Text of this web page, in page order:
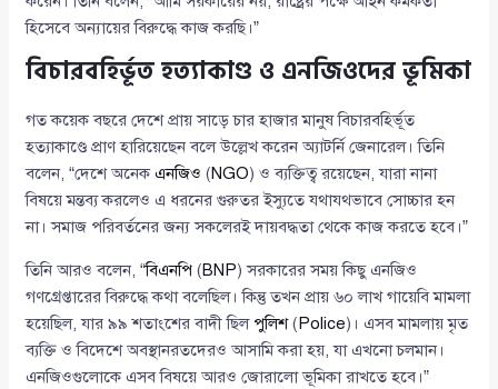
হিসেবে অন্যায়ের বিরুদ্ধে কাজ করছি।”
বিচারবহির্ভূত হত্যাকাণ্ড ও এনজিওদের ভূমিকা
গত কয়েক বছরে দেশে প্রায় সাড়ে চার হাজার মানুষ বিচারবহির্ভূত
হত্যাকাণ্ডে প্রাণ হারিয়েছেন বলে উল্লেখ করেন অ্যাটর্নি জেনারেল। তিনি
বলেন, “দেশে অনেকএনজিও (NGO) ও ব্যক্তিত্ব রয়েছেন, যারা নানা
বিষয়ে মন্তব্য করলেও এ ধরনের গুরুতর ইস্যুতে যথাযথভাবে সোচ্চার হন
না। সমাজ পরিবর্তনের জন্য সকলেরই দায়বদ্ধতা থেকে কাজ করতে হবে।”
তিনি আরও বলেন, “বিএনপি (BNP) সরকারের সময় কিছু এনজিও
গণগ্রেপ্তারের বিরুদ্ধে কথা বলেছিল। কিন্তু তখন প্রায় ৬০ লাখ গায়েবি মামলা
হয়েছিল, যার ৯৯ শতাংশের বাদী ছিল পুলিশ( Police)। এসব মামলায় মৃত
ব্যক্তি ও বিদেশে অবস্থানরতদেরও আসামি করা হয়, যা এখনো চলমান।
এনজিওগুলোকে এসব বিষয়ে আরও জোরালো ভূমিকা রাখতে হবে।”